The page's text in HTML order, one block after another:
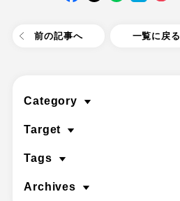
前の記事へ 一覧に戻る
Category
Target
Tags
Archives